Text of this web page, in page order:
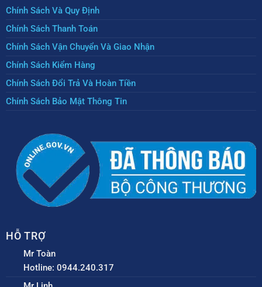
Chính Sách Và Quy Định
Chính Sách Thanh Toán
Chính Sách Vận Chuyển Và Giao Nhận
Chính Sách Kiểm Hàng
Chính Sách Đổi Trả Và Hoàn Tiền
Chính Sách Bảo Mật Thông Tin
HỖ TRỢ
Mr Toàn
Hotline: 0944.240.317